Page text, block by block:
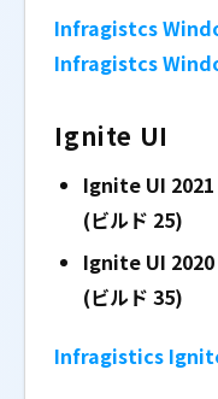
Infragistcs
Infragistcs
Ignite UI
Ignite UI 2021
(ビルド 25)
Ignite UI 2020
(ビルド 35)
Infragistics